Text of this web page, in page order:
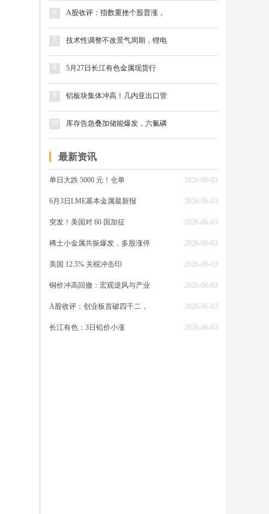
A股收评：指数重挫个股普涨，
7 技术性调整不改景气周期，锂电
5月27日长江有色金属现货行
铝板块集体冲高！几内亚出口管
库存告急叠加储能爆发，六氟磷
最新资讯
单日大跌 5000 元！仓单 2026-06-03
6月3日LME基本金属最新报 2026-06-03
突发！美国对 60 国加征 2026-06-03
稀土小金属共振爆发，多股涨停 2026-06-03
美国 12.5% 关税冲击印 2026-06-03
铜价冲高回撤：宏观逆风与产业 2026-06-03
A股收评：创业板首破四千二， 2026-06-03
长江有色：3日铅价小涨 2026-06-03